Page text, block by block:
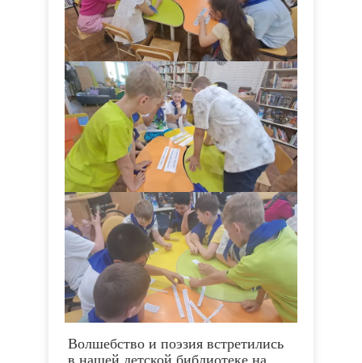
Волшебство и поэзия встретились